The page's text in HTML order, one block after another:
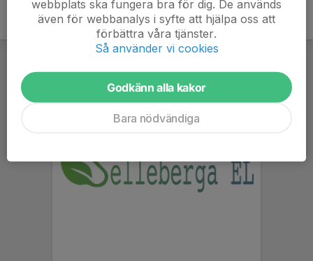
webbplats ska fungera bra för dig. De används
även för webbanalys i syfte att hjälpa oss att
förbättra våra tjänster.
Så använder vi cookies
Godkänn alla kakor
Bara nödvändiga